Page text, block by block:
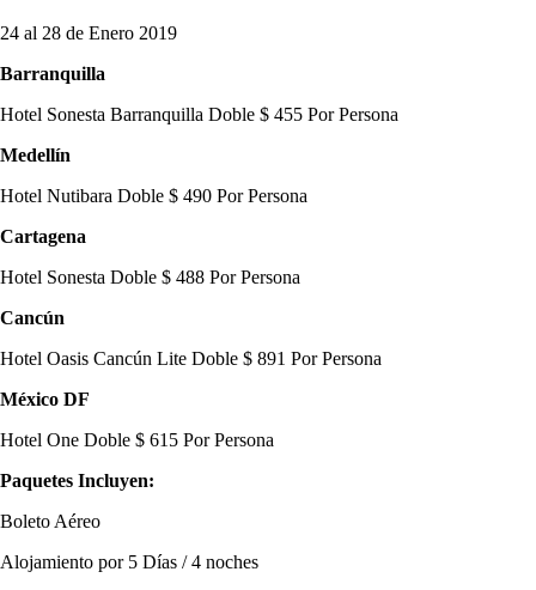
24 al 28 de Enero 2019
Barranquilla
Hotel Sonesta Barranquilla Doble $ 455 Por Persona
Medellín
Hotel Nutibara Doble $ 490 Por Persona
Cartagena
Hotel Sonesta Doble $ 488 Por Persona
Cancún
Hotel Oasis Cancún Lite Doble $ 891 Por Persona
México DF
Hotel One Doble $ 615 Por Persona
Paquetes Incluyen:
Boleto Aéreo
Alojamiento por 5 Días / 4 noches